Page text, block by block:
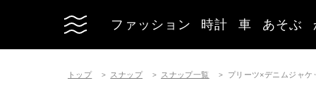
ファッション 時計 車 あそぶ
トップ スナップ スナップ一覧 プリーツ×デニムジャ